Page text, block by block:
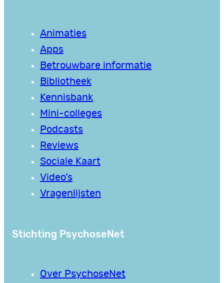
Animaties
Apps
Betrouwbare informatie
Bibliotheek
Kennisbank
Mini-colleges
Podcasts
Reviews
Sociale Kaart
Video’s
Vragenlijsten
Stichting PsychoseNet
Over PsychoseNet